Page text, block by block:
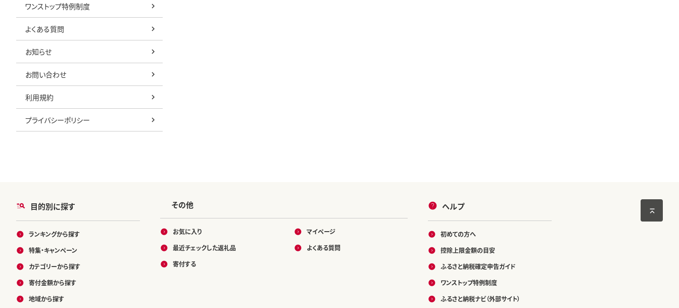
ワンストップ特例制度
よくある質問
お知らせ
お問い合わせ
利用規約
プライバシーポリシー
目的別に探す
ランキングから探す
特集・キャンペーン
カテゴリーから探す
寄付金額から探す
地域から探す
その他
お気に入り
最近チェックした返礼品
寄付する
マイページ
よくある質問
ヘルプ
初めての方へ
控除上限金額の目安
ふるさと納税確定申告ガイド
ワンストップ特例制度
ふるさと納税ナビ（外部サイト）